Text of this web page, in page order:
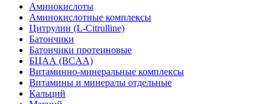
Аминокислоты
Аминокислотные комплексы
Цитрулин (L-Citrulline)
Батончики
Батончики протеиновые
БЦАА (BCAA)
Витаминно-минеральные комплексы
Витамины и минералы отдельные
Кальций